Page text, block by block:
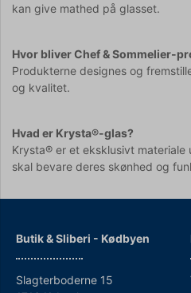
kan give mathed på glasset.
Hvor bliver Chef & Sommelier-
Produkterne designes og
og kvalitet.
Hvad er Krysta®-glas?
Krysta® er et eksklusivt
skal bevare deres skønhed og
Butik & Sliberi - Kødbyen
Slagterboderne 15